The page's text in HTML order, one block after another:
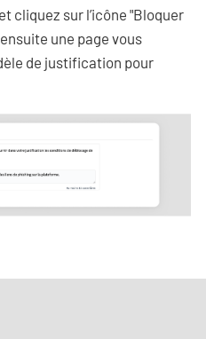
et cliquez sur l’icône "Bloquer
une page vous
de justification pour